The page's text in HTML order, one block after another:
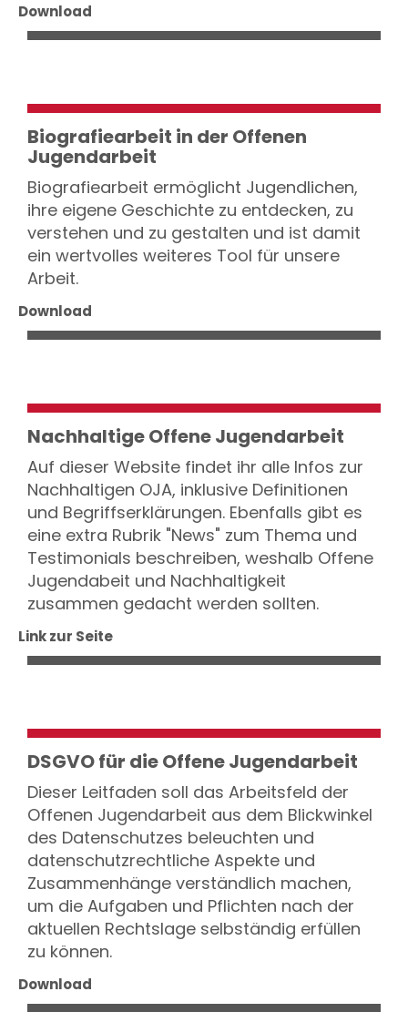
Download
Biografiearbeit in der Offenen
Jugendarbeit
Biografiearbeit ermöglicht Jugendlichen,
ihre eigene Geschichte zu entdecken, zu
verstehen und zu gestalten und ist damit
ein wertvolles weiteres Tool für unsere
Arbeit.
Download
Nachhaltige Offene Jugendarbeit
Auf dieser Website findet ihr alle Infos zur
Nachhaltigen OJA, inklusive Definitionen
und Begriffserklärungen. Ebenfalls gibt es
eine extra Rubrik "News" zum Thema und
Testimonials beschreiben, weshalb Offene
Jugendabeit und Nachhaltigkeit
zusammen gedacht werden sollten.
Link zur Seite
DSGVO für die Offene Jugendarbeit
Dieser Leitfaden soll das Arbeitsfeld der
Offenen Jugendarbeit aus dem Blickwinkel
des Datenschutzes beleuchten und
datenschutzrechtliche Aspekte und
Zusammenhänge verständlich machen,
um die Aufgaben und Pflichten nach der
aktuellen Rechtslage selbständig erfüllen
zu können.
Download